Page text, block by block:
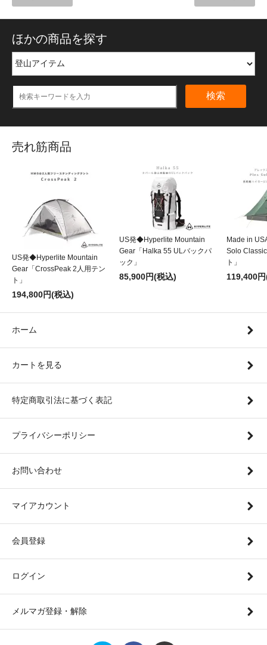
ほかの商品を探す
検索
売れ筋商品
US発◆Hyperlite Mountain
Gear「CrossPeak 2人用テン
ト」
194,800円(税込)
US発◆Hyperlite Mountain
Gear「Halka 55 ULバックパ
ック」
85,900円(税込)
Made in
Solo
ト」
119,400
ホーム
カートを見る
特定商取引法に基づく表記
プライバシーポリシー
お問い合わせ
マイアカウント
会員登録
ログイン
メルマガ登録・解除